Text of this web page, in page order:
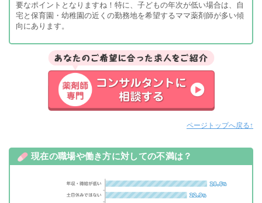
要なポイントとなりますね！特に、子どもの年次が低い場合は、自
宅と保育園・幼稚園の近くの勤務地を希望するママ薬剤師が多い傾
向にあります。
ページトップへ戻る↑
現在の職場や働き方に対しての不満は？